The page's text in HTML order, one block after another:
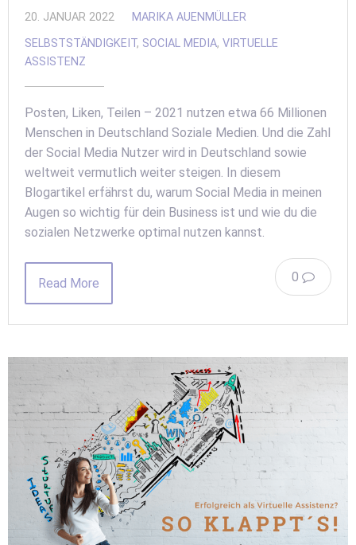
20. JANUAR 2022
MARIKA AUENMÜLLER
SELBSTSTÄNDIGKEIT, SOCIAL MEDIA, VIRTUELLE
ASSISTENZ
Posten, Liken, Teilen – 2021 nutzen etwa 66 Millionen
Menschen in Deutschland Soziale Medien. Und die Zahl
der Social Media Nutzer wird in Deutschland sowie
weltweit vermutlich weiter steigen. In diesem
Blogartikel erfährst du, warum Social Media in meinen
Augen so wichtig für dein Business ist und wie du die
sozialen Netzwerke optimal nutzen kannst.
0
Read More